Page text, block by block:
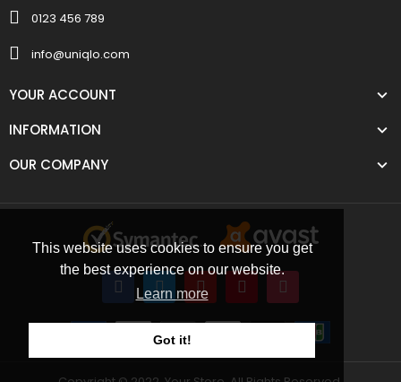
This website uses cookies to ensure you get
the best experience on our website.
Learn more
Got it!
0123 456 789
info@uniqlo.com
YOUR ACCOUNT
INFORMATION
OUR COMPANY